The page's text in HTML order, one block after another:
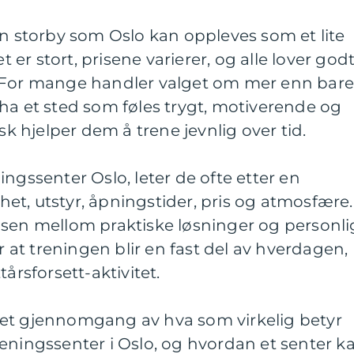
storby som Oslo kan oppleves som et lite
er stort, prisene varierer, og alle lover
mange handler valget om mer enn bare
et sted som føles trygt, motiverende og
hjelper dem å trene jevnlig over tid.
Oslo, leter de ofte etter en
utstyr, åpningstider, pris og atmosfære.
mellom praktiske løsninger og
at treningen blir en fast del av hverdagen,
aktivitet.
gjennomgang av hva som virkelig betyr
i Oslo, og hvordan et senter